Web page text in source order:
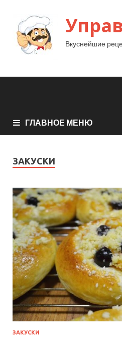
Вкуснейшие
ГЛАВНОЕ МЕНЮ
ЗАКУСКИ
ЗАКУСКИ